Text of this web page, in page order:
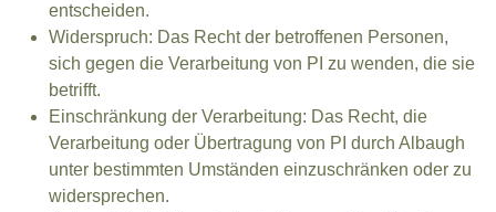
entscheiden.
Widerspruch: Das Recht der betroffenen Personen,
sich gegen die Verarbeitung von PI zu wenden, die sie
betrifft.
Einschränkung der Verarbeitung: Das Recht, die
Verarbeitung oder Übertragung von PI durch Albaugh
unter bestimmten Umständen einzuschränken oder zu
widersprechen.